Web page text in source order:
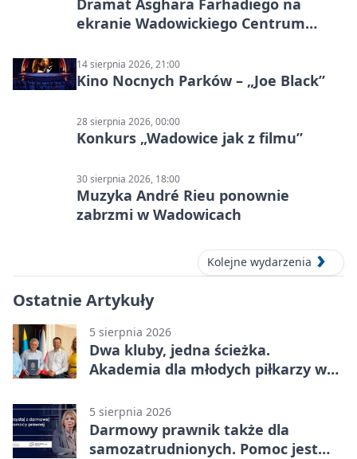
Dramat Asghara Farhadiego na
ekranie Wadowickiego Centrum
14 sierpnia 2026, 21:00
Kino Nocnych Parków – „Joe Black”
28 sierpnia 2026, 00:00
Konkurs „Wadowice jak z filmu”
30 sierpnia 2026, 18:00
Muzyka André Rieu ponownie
zabrzmi w Wadowicach
Kolejne wydarzenia
Ostatnie Artykuły
5 sierpnia 2026
Dwa kluby, jedna ścieżka.
Akademia dla młodych piłkarzy w
5 sierpnia 2026
Darmowy prawnik także dla
samozatrudnionych. Pomoc jest